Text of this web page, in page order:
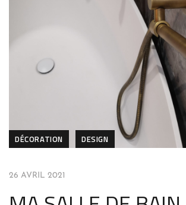
DÉCORATION DESIGN
26 AVRIL 2021